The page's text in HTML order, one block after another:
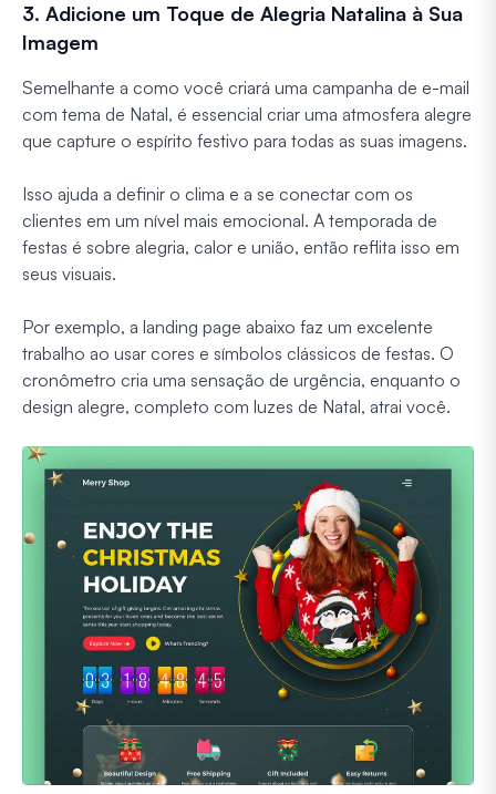
3. Adicione um Toque de Alegria Natalina à Sua
Imagem
Semelhante a como você criará uma campanha de e-mail
com tema de Natal, é essencial criar uma atmosfera alegre
que capture o espírito festivo para todas as suas imagens.
Isso ajuda a definir o clima e a se conectar com os
clientes em um nível mais emocional. A temporada de
festas é sobre alegria, calor e união, então reflita isso em
seus visuais.
Por exemplo, a landing page abaixo faz um excelente
trabalho ao usar cores e símbolos clássicos de festas. O
cronômetro cria uma sensação de urgência, enquanto o
design alegre, completo com luzes de Natal, atrai você.